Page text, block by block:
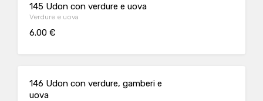
145 Udon con verdure e uova
Verdure e uova
6.00 €
146 Udon con verdure, gamberi e
uova